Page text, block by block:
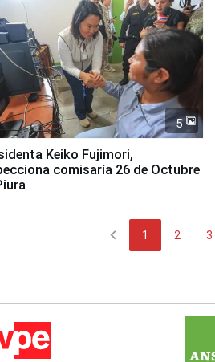
5
Keiko Fujimori,
comisaría 26 de Octubre
chevron_left 1 2 3